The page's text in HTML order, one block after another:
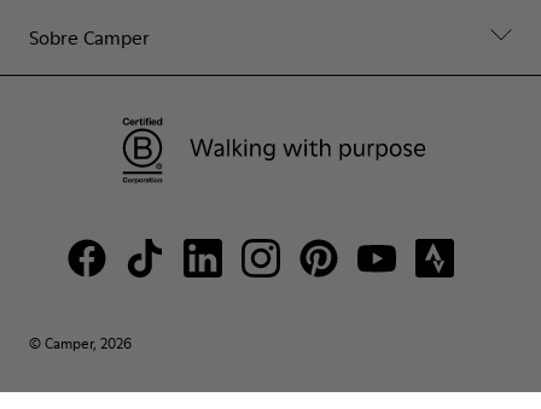
Sobre Camper
© Camper, 2026